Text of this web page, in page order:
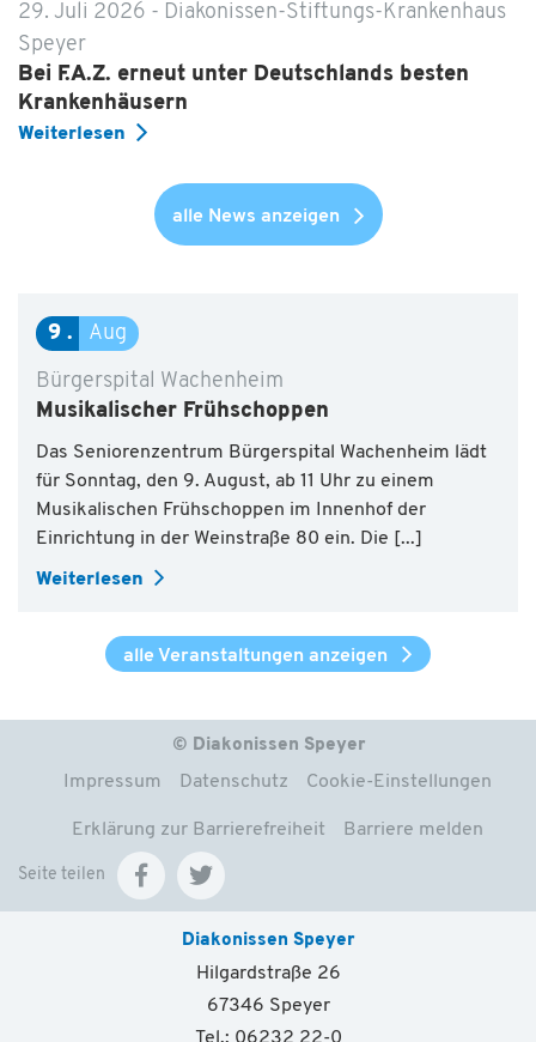
29. Juli 2026 - Diakonissen-Stiftungs-Krankenhaus
Speyer
Bei F.A.Z. erneut unter Deutschlands besten
Krankenhäusern
Weiterlesen
alle News anzeigen
9 Aug
Bürgerspital Wachenheim
Musikalischer Frühschoppen
Das Seniorenzentrum Bürgerspital Wachenheim lädt
für Sonntag, den 9. August, ab 11 Uhr zu einem
Musikalischen Frühschoppen im Innenhof der
Einrichtung in der Weinstraße 80 ein. Die [...]
Weiterlesen
alle Veranstaltungen anzeigen
© Diakonissen Speyer
Impressum Datenschutz Cookie-Einstellungen
Erklärung zur Barrierefreiheit Barriere melden
Seite teilen
Diakonissen Speyer
Hilgardstraße 26
67346 Speyer